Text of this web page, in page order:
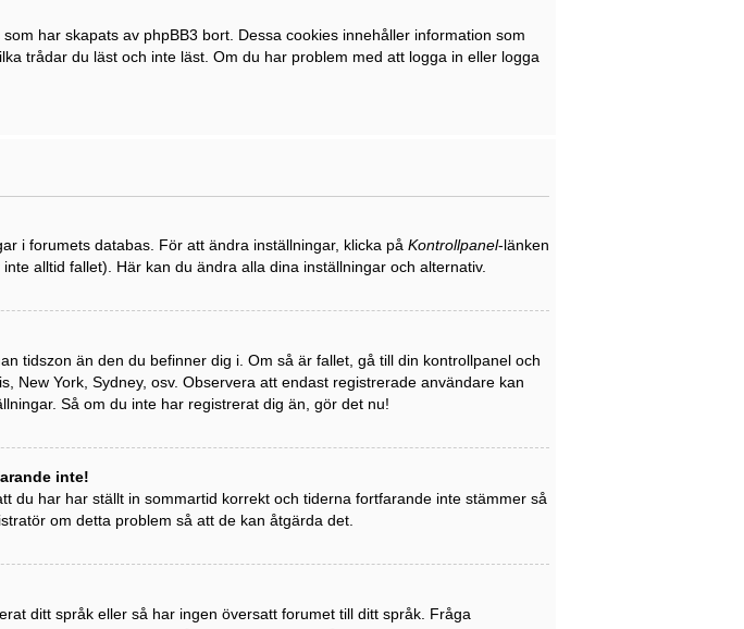
har skapats av phpBB3 bort. Dessa cookies innehåller information som
trådar du läst och inte läst. Om du har problem med att logga in eller logga
i forumets databas. För att ändra inställningar, klicka på Kontrollpanel-länken
alltid fallet). Här kan du ändra alla dina inställningar och alternativ.
tidszon än den du befinner dig i. Om så är fallet, gå till din kontrollpanel och
New York, Sydney, osv. Observera att endast registrerade användare kan
Så om du inte har registrerat dig än, gör det nu!
inte!
du har har ställt in sommartid korrekt och tiderna fortfarande inte stämmer så
om detta problem så att de kan åtgärda det.
ditt språk eller så har ingen översatt forumet till ditt språk. Fråga